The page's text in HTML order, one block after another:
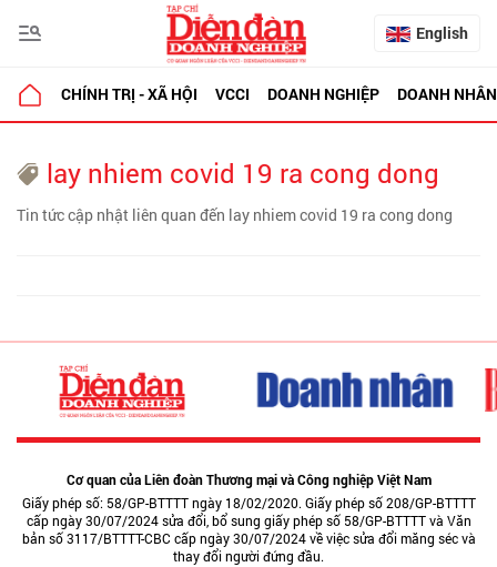
English
CHÍNH TRỊ - XÃ HỘI VCCI DOANH NGHIỆP DOANH NHÂN
lay nhiem covid 19 ra cong dong
Tin tức cập nhật liên quan đến lay nhiem covid 19 ra cong dong
Cơ quan của Liên đoàn Thương mại và Công nghiệp Việt Nam
Giấy phép số: 58/GP-BTTTT ngày 18/02/2020. Giấy phép số 208/GP-BTTTT
cấp ngày 30/07/2024 sửa đổi, bổ sung giấy phép số 58/GP-BTTTT và Văn
bản số 3117/BTTTT-CBC cấp ngày 30/07/2024 về việc sửa đổi măng séc và
thay đổi người đứng đầu.